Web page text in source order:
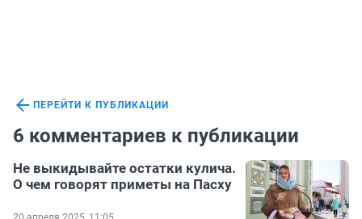
ПЕРЕЙТИ К ПУБЛИКАЦИИ
6 комментариев к публикации
Не выкидывайте остатки кулича.
О чем говорят приметы на Пасху